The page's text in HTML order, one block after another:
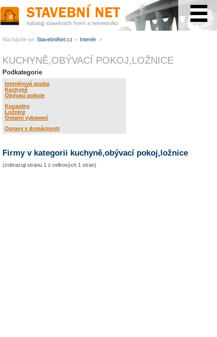
KUCHYNĚ,OBÝVACÍ POKOJ,LOŽNICE
Podkategorie
Interiérová studia
Kuchyně
Obývací pokoje
Koupelny
Ložnice
Ostatní vybavení
Opravy v domácnosti
Firmy v kategorii kuchyně,obývací pokoj,ložnice
(zobrazuji stranu 1 z celkových 1 stran)
Nacházíte se: StavebniNet.cz > Interiér >